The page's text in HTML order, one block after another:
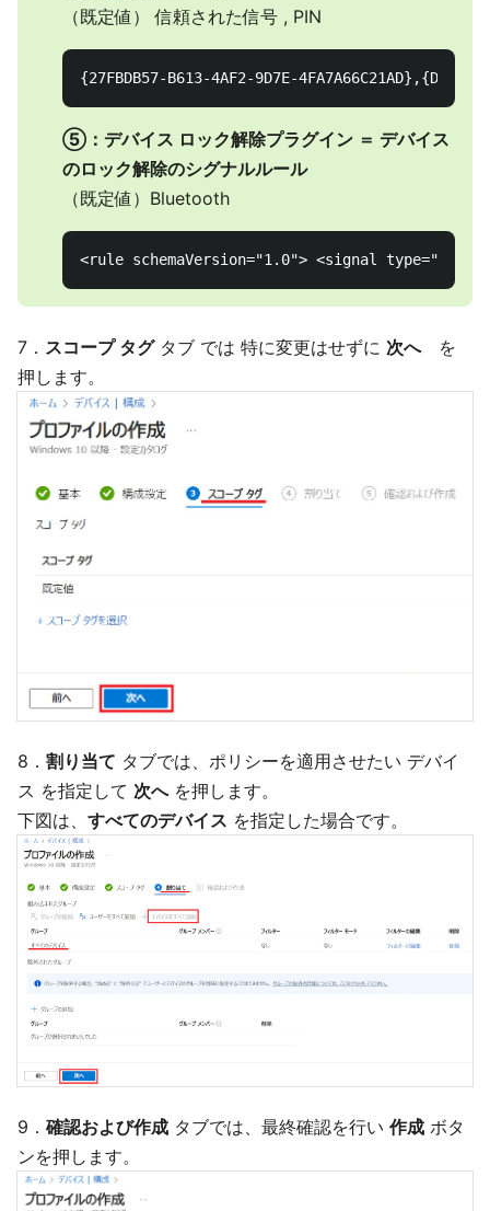
（既定値） 信頼された信号 , PIN
⑤：デバイス ロック解除プラグイン ＝ デバイス
のロック解除のシグナルルール
（既定値）Bluetooth
7． スコープ タグタブ では 特に変更はせずに 次へを
押します。
8． 割り当て タブでは、ポリシーを適用させたい デバイ
ス を指定して 次へを押します。
下図は、 すべてのデバイス を指定した場合です。
9． 確認および作成 タブでは、最終確認を行い 作成 ボタ
ンを押します。